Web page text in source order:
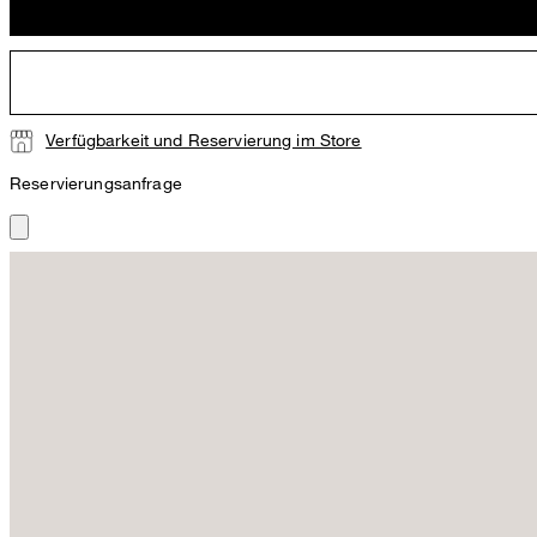
Verfügbarkeit und Reservierung im Store
Reservierungsanfrage